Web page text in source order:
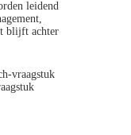
leidend
blijft achter
vraagstuk